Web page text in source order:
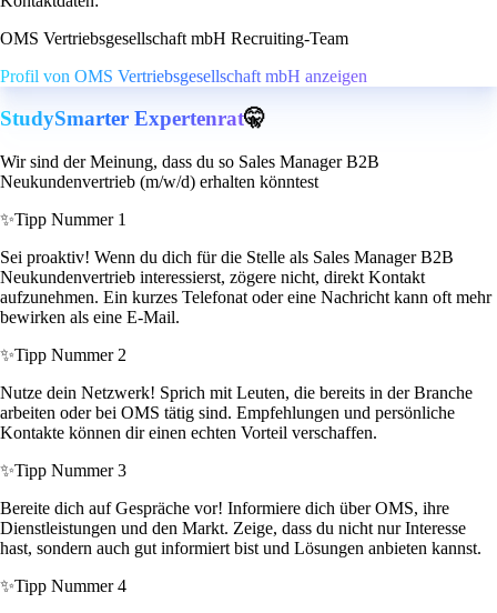
OMS Vertriebsgesellschaft mbH Recruiting-Team
Profil von OMS Vertriebsgesellschaft mbH anzeigen
StudySmarter Expertenrat🤫
Wir sind der Meinung, dass du so Sales Manager B2B
Neukundenvertrieb (m/w/d) erhalten könntest
✨Tipp Nummer 1
Sei proaktiv! Wenn du dich für die Stelle als Sales Manager B2B
Neukundenvertrieb interessierst, zögere nicht, direkt Kontakt
aufzunehmen. Ein kurzes Telefonat oder eine Nachricht kann oft mehr
bewirken als eine E-Mail.
✨Tipp Nummer 2
Nutze dein Netzwerk! Sprich mit Leuten, die bereits in der Branche
arbeiten oder bei OMS tätig sind. Empfehlungen und persönliche
Kontakte können dir einen echten Vorteil verschaffen.
✨Tipp Nummer 3
Bereite dich auf Gespräche vor! Informiere dich über OMS, ihre
Dienstleistungen und den Markt. Zeige, dass du nicht nur Interesse
hast, sondern auch gut informiert bist und Lösungen anbieten kannst.
✨Tipp Nummer 4